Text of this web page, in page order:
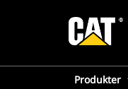
Produkter